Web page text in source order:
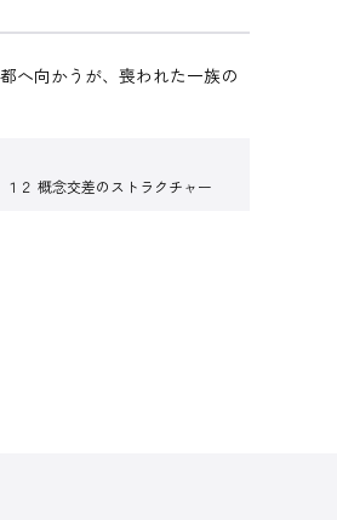
へ向かうが、喪われた一族の
２ 概念交差のストラクチャー